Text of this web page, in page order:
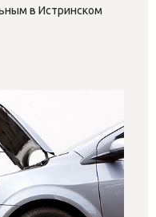
в Истринском